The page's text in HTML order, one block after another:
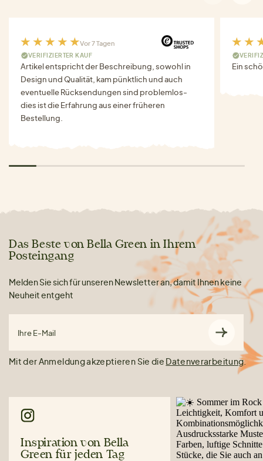
Vor 7 Tagen
VERIFIZIERTER KAUF
Artikel entspricht der Beschreibung, sowohl in
Design und Qualität, kam pünktlich und auch
eventuelle Rücksendungen sind problemlos-
dies ist die Erfahrung aus einer früheren
Bestellung.
Ein
Das Beste von Bella Green in Ihrem
Posteingang
Melden Sie sich für unseren Newsletter an, damit Ihnen keine
Neuheit entgeht
Ihre E-Mail
Mit der Anmeldung akzeptieren Sie die Datenverarbeitung.
Inspiration von Bella
Green für jeden Tag